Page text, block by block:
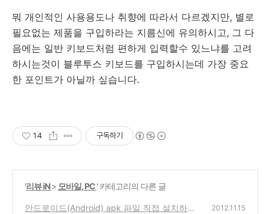
뭐 개인적인 사용용도나 취향에 따라서 다르겠지만, 별로
필요없는 제품을 구입하라는 지름신에 유의하시고, 그 다
음에는 일반 키보드처럼 편하게 입력할수 있느냐를 고려
하시는것이 블루투스 키보드를 구입하시는데 가장 중요
한 포인트가 아닐까 싶습니다.
14 구독하기
'리뷰 iN> 모바일, PC' 카테고리의 다른 글
안드로이드(Android) apk 파일 직접 설치하거
2012.11.15